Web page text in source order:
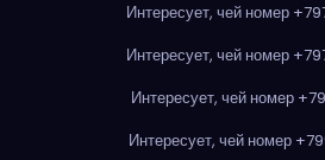
Интересует, чей номер
Интересует, чей номер
Интересует, чей номер
Интересует, чей номер